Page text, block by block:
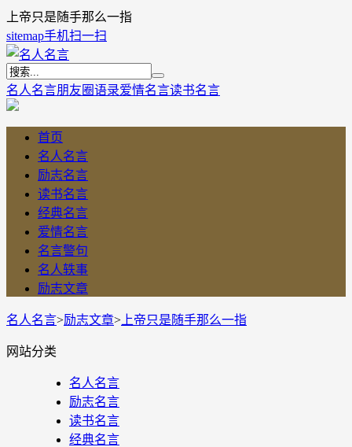
上帝只是随手那么一指
sitemap手机扫一扫
名人名言朋友圈语录爱情名言读书名言
首页
名人名言
励志名言
读书名言
经典名言
爱情名言
名言警句
名人轶事
励志文章
名人名言>励志文章> 上帝只是随手那么一指
网站分类
名人名言
励志名言
读书名言
经典名言